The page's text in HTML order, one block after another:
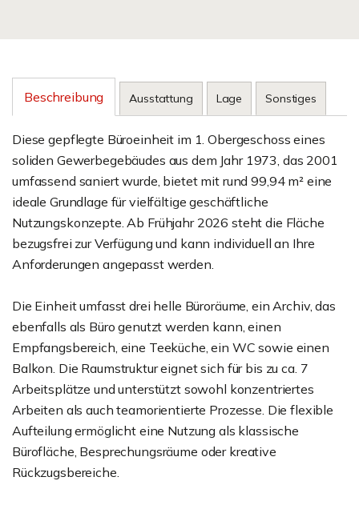
Beschreibung Ausstattung Lage Sonstiges
Diese gepflegte Büroeinheit im 1. Obergeschoss eines
soliden Gewerbegebäudes aus dem Jahr 1973, das 2001
umfassend saniert wurde, bietet mit rund 99,94 m² eine
ideale Grundlage für vielfältige geschäftliche
Nutzungskonzepte. Ab Frühjahr 2026 steht die Fläche
bezugsfrei zur Verfügung und kann individuell an Ihre
Anforderungen angepasst werden.
Die Einheit umfasst drei helle Büroräume, ein Archiv, das
ebenfalls als Büro genutzt werden kann, einen
Empfangsbereich, eine Teeküche, ein WC sowie einen
Balkon. Die Raumstruktur eignet sich für bis zu ca. 7
Arbeitsplätze und unterstützt sowohl konzentriertes
Arbeiten als auch teamorientierte Prozesse. Die flexible
Aufteilung ermöglicht eine Nutzung als klassische
Bürofläche, Besprechungsräume oder kreative
Rückzugsbereiche.